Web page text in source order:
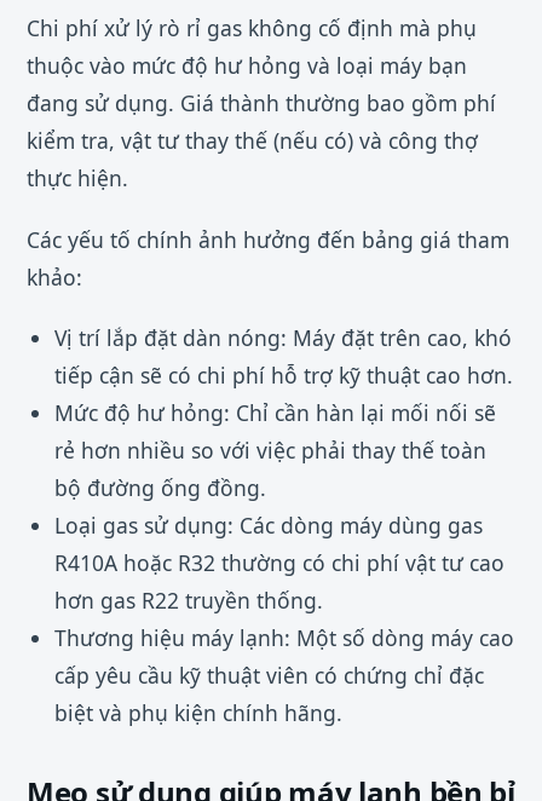
Chi phí xử lý rò rỉ gas không cố định mà phụ
thuộc vào mức độ hư hỏng và loại máy bạn
đang sử dụng. Giá thành thường bao gồm phí
kiểm tra, vật tư thay thế (nếu có) và công thợ
thực hiện.
Các yếu tố chính ảnh hưởng đến bảng giá tham
khảo:
Vị trí lắp đặt dàn nóng: Máy đặt trên cao, khó
tiếp cận sẽ có chi phí hỗ trợ kỹ thuật cao hơn.
Mức độ hư hỏng: Chỉ cần hàn lại mối nối sẽ
rẻ hơn nhiều so với việc phải thay thế toàn
bộ đường ống đồng.
Loại gas sử dụng: Các dòng máy dùng gas
R410A hoặc R32 thường có chi phí vật tư cao
hơn gas R22 truyền thống.
Thương hiệu máy lạnh: Một số dòng máy cao
cấp yêu cầu kỹ thuật viên có chứng chỉ đặc
biệt và phụ kiện chính hãng.
Mẹo sử dụng giúp máy lạnh bền bỉ